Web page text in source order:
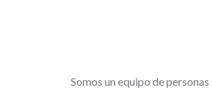
Somos un equipo de